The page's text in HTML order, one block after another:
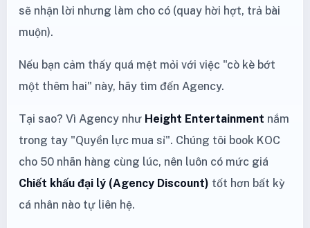
sẽ nhận lời nhưng làm cho có (quay hời hợt, trả bài
muộn).
Nếu bạn cảm thấy quá mệt mỏi với việc "cò kè bớt
một thêm hai" này, hãy tìm đến Agency.
Tại sao? Vì Agency như Height Entertainment nắm
trong tay "Quyền lực mua sỉ". Chúng tôi book KOC
cho 50 nhãn hàng cùng lúc, nên luôn có mức giá
Chiết khấu đại lý (Agency Discount) tốt hơn bất kỳ
cá nhân nào tự liên hệ.